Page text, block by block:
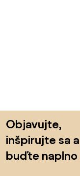
Objavujte,
inšpirujte sa a
buďte naplno